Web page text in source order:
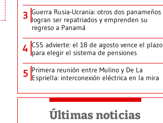
3 Guerra Rusia-Ucrania: otros dos panameños
logran ser repatriados y emprenden su
regreso a Panamá
4 CSS advierte: el 18 de agosto vence el plazo
para elegir el sistema de pensiones
5 Primera reunión entre Mulino y De La
Espriella: interconexión eléctrica en la mira
Últimas noticias